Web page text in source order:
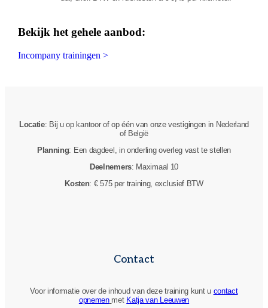
Bekijk het gehele aanbod:
Incompany trainingen >
Locatie: Bij u op kantoor of op één van onze vestigingen in Nederland
of België
Planning: Een dagdeel, in onderling overleg vast te stellen
Deelnemers: Maximaal 10
Kosten: € 575 per training, exclusief BTW
Contact
Voor informatie over de inhoud van deze training kunt u contact
opnemen met Katja van Leeuwen